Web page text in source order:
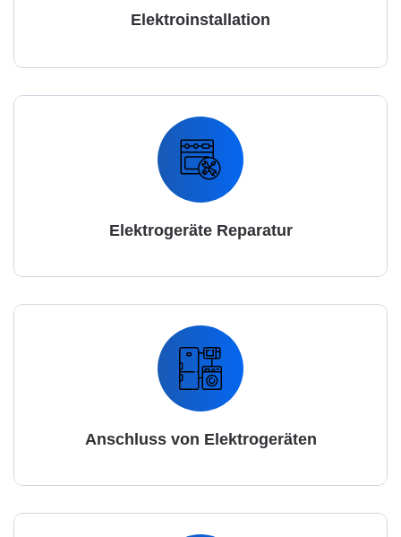
Elektroinstallation
Elektrogeräte Reparatur
Anschluss von Elektrogeräten